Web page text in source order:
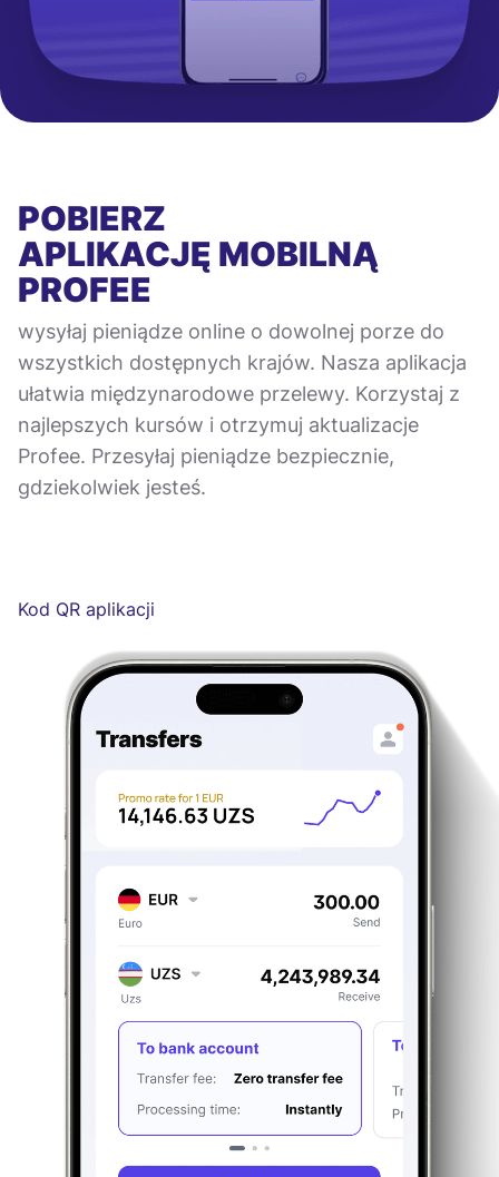
POBIERZ
APLIKACJĘ MOBILNĄ
PROFEE
wysyłaj pieniądze online o dowolnej porze do
wszystkich dostępnych krajów. Nasza aplikacja
ułatwia międzynarodowe przelewy. Korzystaj z
najlepszych kursów i otrzymuj aktualizacje
Profee. Przesyłaj pieniądze bezpiecznie,
gdziekolwiek jesteś.
Kod QR aplikacji